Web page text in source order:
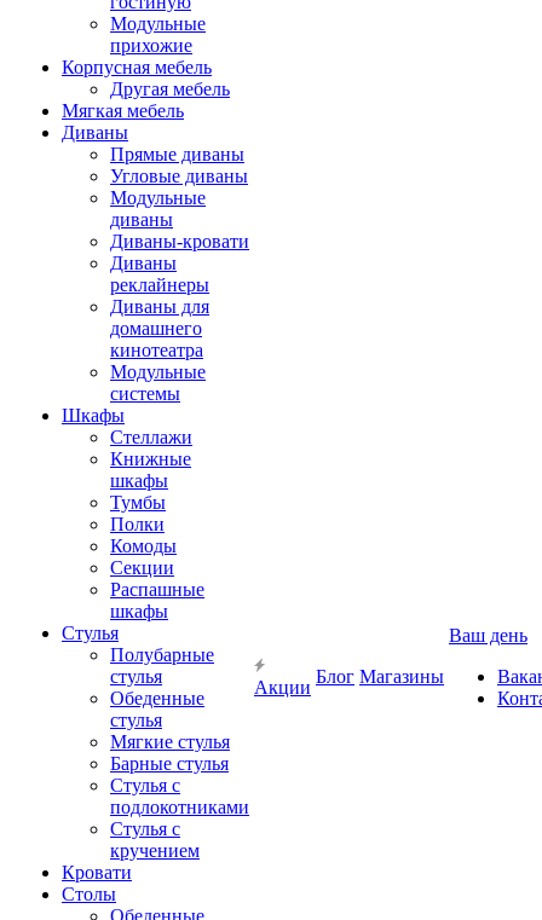
Модульные
прихожие
Корпусная мебель
Другая мебель
Мягкая мебель
Диваны
Прямые диваны
Угловые диваны
Модульные
диваны
Диваны-кровати
Диваны
реклайнеры
Диваны для
домашнего
кинотеатра
Модульные
системы
Шкафы
Стеллажи
Книжные
шкафы
Тумбы
Полки
Комоды
Секции
Распашные
шкафы
Стулья
Полубарные
стулья
Обеденные
стулья
Мягкие стулья
Барные стулья
Стулья с
подлокотниками
Стулья с
кручением
Кровати
Столы
Обеденные
Акции
Блог Магазины
Ваш день